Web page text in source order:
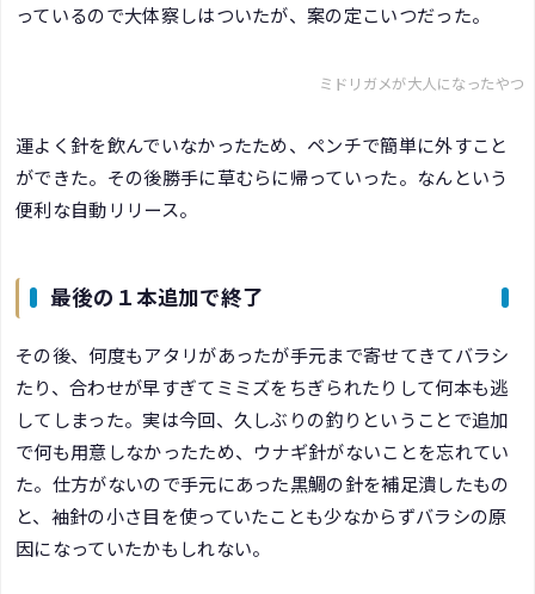
っているので大体察しはついたが、案の定こいつだった。
ミドリガメが大人になったやつ
運よく針を飲んでいなかったため、ペンチで簡単に外すこと
ができた。その後勝手に草むらに帰っていった。なんという
便利な自動リリース。
最後の１本追加で終了
その後、何度もアタリがあったが手元まで寄せてきてバラシ
たり、合わせが早すぎてミミズをちぎられたりして何本も逃
してしまった。実は今回、久しぶりの釣りということで追加
で何も用意しなかったため、ウナギ針がないことを忘れてい
た。仕方がないので手元にあった黒鯛の針を補足潰したもの
と、袖針の小さ目を使っていたことも少なからずバラシの原
因になっていたかもしれない。